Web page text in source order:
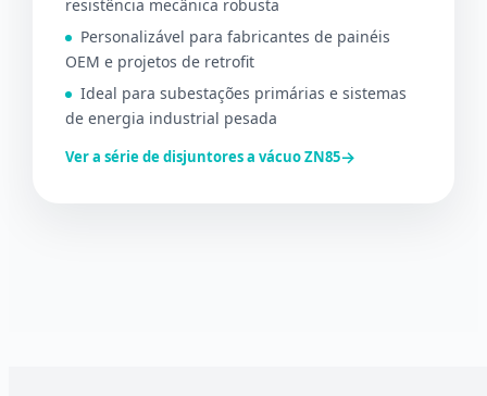
resistência mecânica robusta
Personalizável para fabricantes de painéis
OEM e projetos de retrofit
Ideal para subestações primárias e sistemas
de energia industrial pesada
Ver a série de disjuntores a vácuo ZN85→